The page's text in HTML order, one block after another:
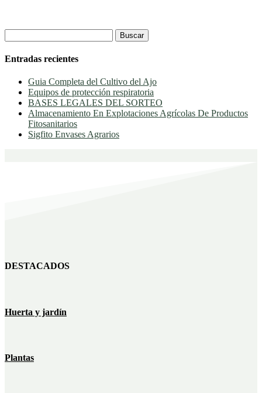
Entradas recientes
Guia Completa del Cultivo del Ajo
Equipos de protección respiratoria
BASES LEGALES DEL SORTEO
Almacenamiento En Explotaciones Agrícolas De Productos
Fitosanitarios
Sigfito Envases Agrarios
DESTACADOS
Huerta y jardín
Plantas